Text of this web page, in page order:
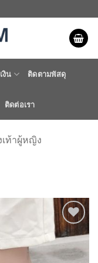
งิน ติดตามพัสดุ
ติดต่อเรา
เท้าผู้หญิง
ADD TO
WISHLIST